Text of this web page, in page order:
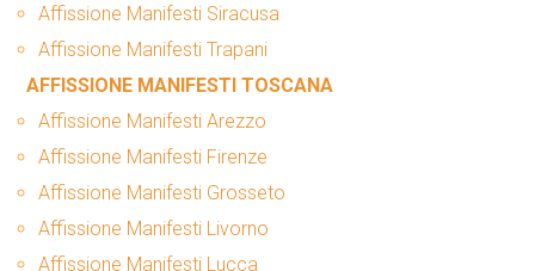
Affissione Manifesti Siracusa
Affissione Manifesti Trapani
AFFISSIONE MANIFESTI TOSCANA
Affissione Manifesti Arezzo
Affissione Manifesti Firenze
Affissione Manifesti Grosseto
Affissione Manifesti Livorno
Affissione Manifesti Lucca